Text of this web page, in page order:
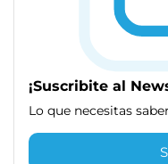
¡Suscribite al
Lo que necesitas